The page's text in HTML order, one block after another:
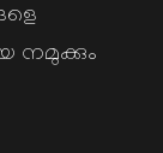
നമുക്കും